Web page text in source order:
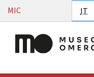
Vai al contenuto
MIC IT